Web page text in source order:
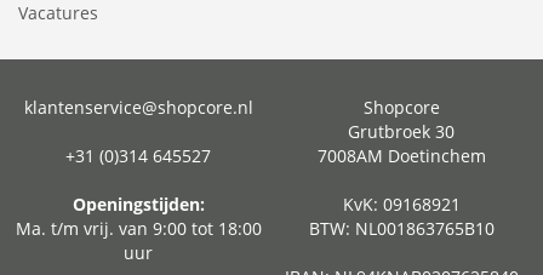
Vacatures
klantenservice@shopcore.nl
+31 (0)314 645527
Openingstijden:
Ma. t/m vrij. van 9:00 tot 18:00
uur
Shopcore
Grutbroek 30
7008AM Doetinchem
KvK: 09168921
BTW: NL001863765B10